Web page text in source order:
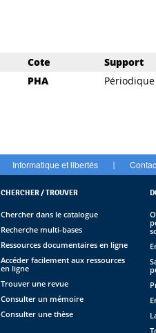
Cote Support
PHA Périodique
Informatique et libertés |
CHERCHER / TROUVER
Chercher dans le catalogue
Recherche multi-bases
Ressources documentaires en ligne
Accéder facilement aux ressources
en ligne
Trouver une revue
Consulter un mémoire
Consulter une thèse